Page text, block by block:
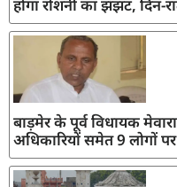
होगा रोशनी का झंझट, दिन-
बाड़मेर के पूर्व विधायक
अधिकारियों समेत 9 लोगों